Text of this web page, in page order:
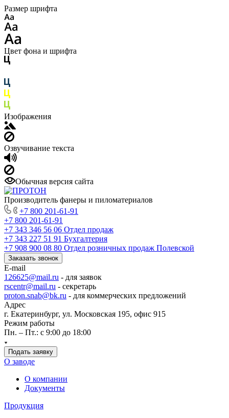
Размер шрифта
Цвет фона и шрифта
Изображения
Озвучивание текста
Обычная версия сайта
Производитель фанеры и пиломатериалов
+7 800 201-61-91
+7 800 201-61-91
+7 343 346 56 06 Отдел продаж
+7 343 227 51 91 Бухгалтерия
+7 908 900 08 80 Отдел розничных продаж Полевской
Заказать звонок
E-mail
126625@mail.ru - для заявок
rscentr@mail.ru - секретарь
proton.snab@bk.ru - для коммерческих предложений
Адрес
г. Екатеринбург, ул. Московская 195, офис 915
Режим работы
Пн. – Пт.: с 9:00 до 18:00
Подать заявку
О заводе
О компании
Документы
Продукция